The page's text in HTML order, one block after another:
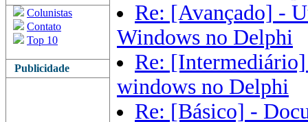
Colunistas
Contato
Top 10
Publicidade
Re: [Avançado] -
Windows no Delphi
Re:
windows no Delphi
Re: [Básico] -